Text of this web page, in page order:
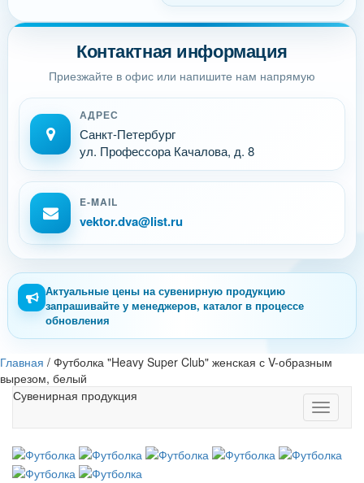
Контактная информация
Приезжайте в офис или напишите нам напрямую
АДРЕС
Санкт-Петербург
ул. Профессора Качалова, д. 8
E-MAIL
vektor.dva@list.ru
Актуальные цены на сувенирную продукцию
запрашивайте у менеджеров, каталог в процессе
обновления
Главная / Футболка "Heavy Super Club" женская с V-образным
вырезом, белый
Toggle
Сувенирная продукция